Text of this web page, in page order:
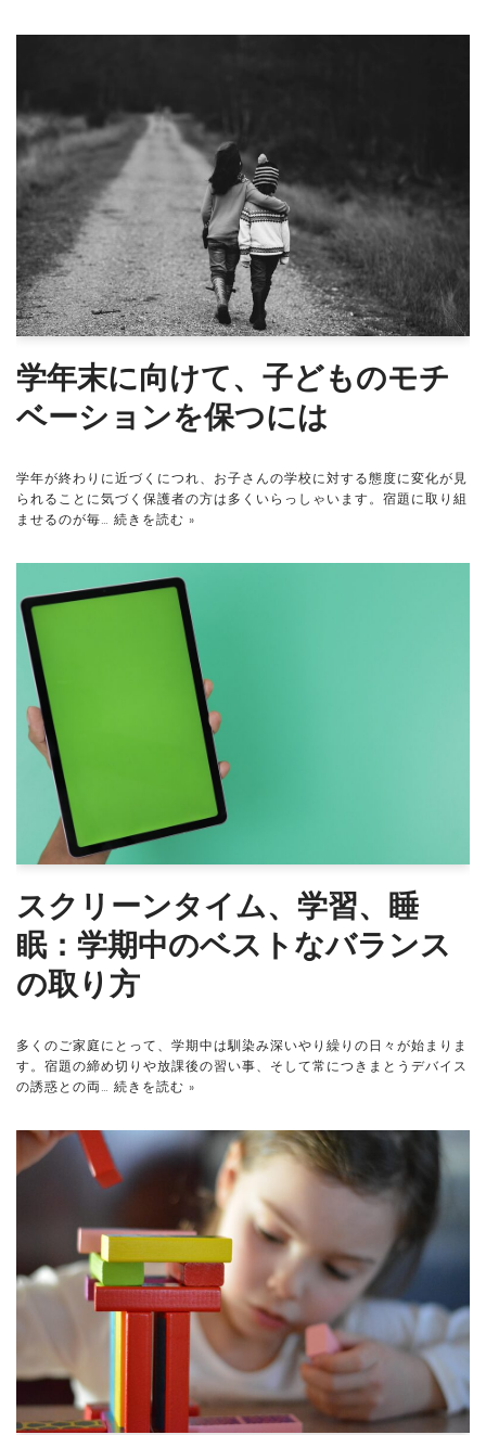
学年末に向けて、子どものモチ
ベーションを保つには
学年が終わりに近づくにつれ、お子さんの学校に対する態度に変化が見
られることに気づく保護者の方は多くいらっしゃいます。宿題に取り組
ませるのが毎… 続きを読む »
スクリーンタイム、学習、睡
眠：学期中のベストなバランス
の取り方
多くのご家庭にとって、学期中は馴染み深いやり繰りの日々が始まりま
す。宿題の締め切りや放課後の習い事、そして常につきまとうデバイス
の誘惑との両… 続きを読む »